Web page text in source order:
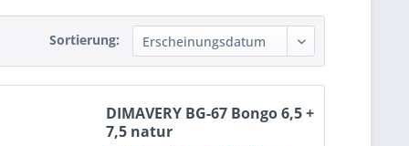
Sortierung:
DIMAVERY BG-67 Bongo 6,5 +
7,5 natur